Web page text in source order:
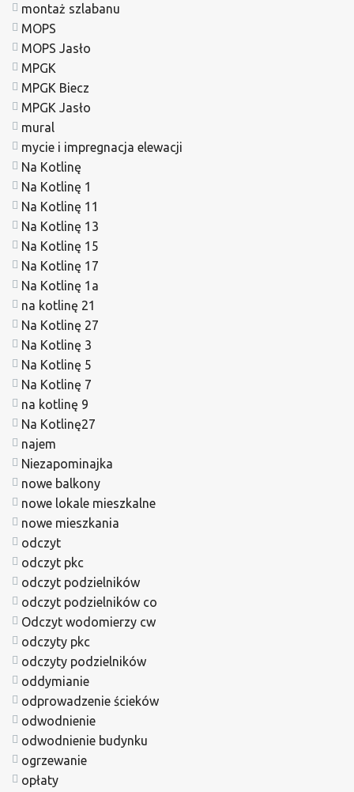
montaż szlabanu
MOPS
MOPS Jasło
MPGK
MPGK Biecz
MPGK Jasło
mural
mycie i impregnacja elewacji
Na Kotlinę
Na Kotlinę 1
Na Kotlinę 11
Na Kotlinę 13
Na Kotlinę 15
Na Kotlinę 17
Na Kotlinę 1a
na kotlinę 21
Na Kotlinę 27
Na Kotlinę 3
Na Kotlinę 5
Na Kotlinę 7
na kotlinę 9
Na Kotlinę27
najem
Niezapominajka
nowe balkony
nowe lokale mieszkalne
nowe mieszkania
odczyt
odczyt pkc
odczyt podzielników
odczyt podzielników co
Odczyt wodomierzy cw
odczyty pkc
odczyty podzielników
oddymianie
odprowadzenie ścieków
odwodnienie
odwodnienie budynku
ogrzewanie
opłaty